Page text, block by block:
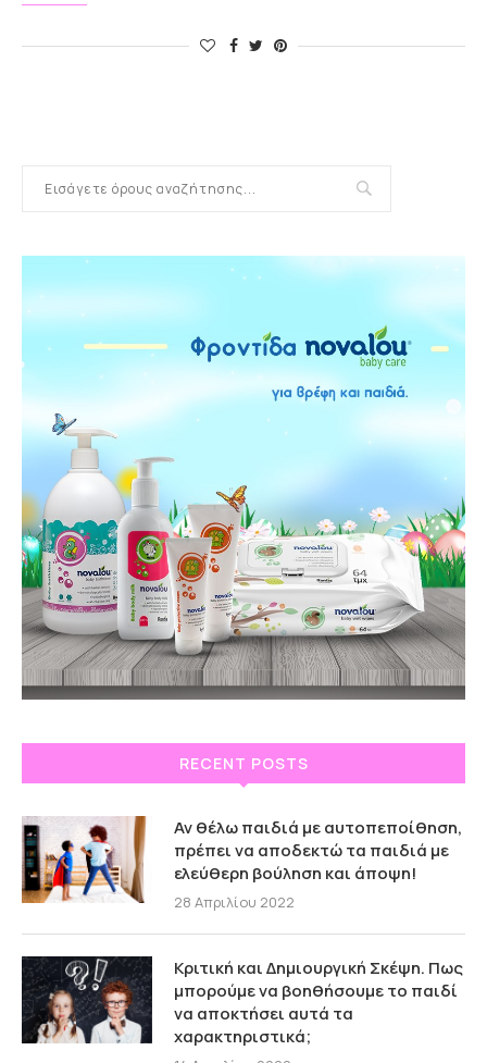
RECENT POSTS
Αν θέλω παιδιά με αυτοπεποίθηση,
πρέπει να αποδεκτώ τα παιδιά με
ελεύθερη βούληση και άποψη!
28 Απριλίου 2022
Κριτική και Δημιουργική Σκέψη. Πως
μπορούμε να βοηθήσουμε το παιδί
να αποκτήσει αυτά τα
χαρακτηριστικά;